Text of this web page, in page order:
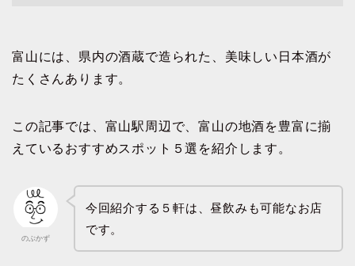
富山には、県内の酒蔵で造られた、美味しい日本酒が
たくさんあります。
この記事では、富山駅周辺で、富山の地酒を豊富に揃
えているおすすめスポット５選を紹介します。
のぶかず
今回紹介する５軒は、昼飲みも可能なお店
です。